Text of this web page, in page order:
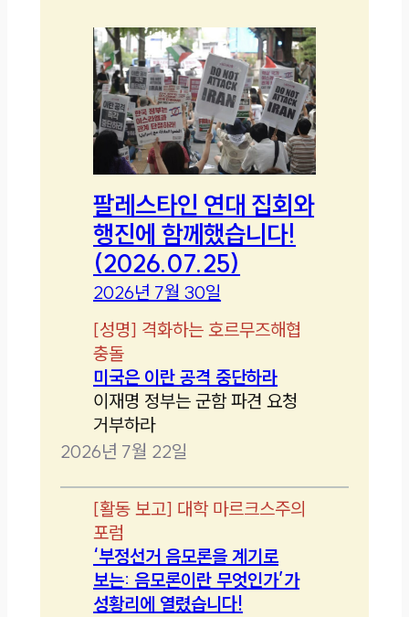
팔레스타인 연대 집회와
행진에 함께했습니다!
(2026.07.25)
2026년 7월 30일
[성명] 격화하는 호르무즈해협
충돌
미국은 이란 공격 중단하라
이재명 정부는 군함 파견 요청
거부하라
2026년 7월 22일
[활동 보고] 대학 마르크스주의
포럼
‘부정선거 음모론을 계기로
보는: 음모론이란 무엇인가’가
성황리에 열렸습니다!